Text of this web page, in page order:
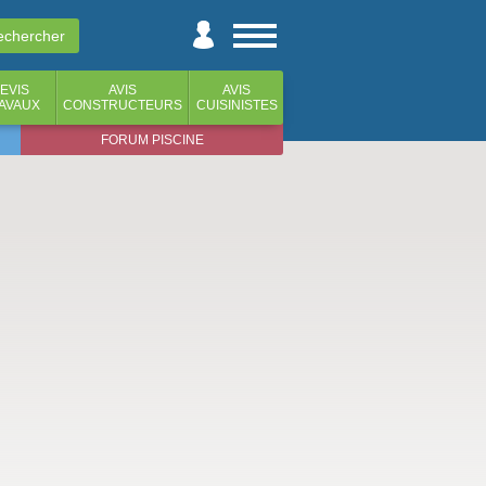
AVIS
CONSTRUCTEURS
AVIS
CUISINISTES
FORUM PISCINE